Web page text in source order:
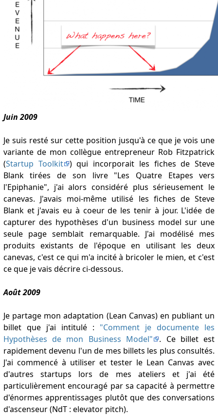
Juin 2009
Je suis resté sur cette position jusqu'à ce que je vois une
variante de mon collègue entrepreneur Rob Fitzpatrick
(Startup Toolkit ) qui incorporait les fiches de Steve
Blank tirées de son livre "Les Quatre Etapes vers
l'Epiphanie", j'ai alors considéré plus sérieusement le
canevas. J'avais moi-même utilisé les fiches de Steve
Blank et j'avais eu à coeur de les tenir à jour. L'idée de
capturer des hypothèses d'un business model sur une
seule page semblait remarquable. J'ai modélisé mes
produits existants de l'époque en utilisant les deux
canevas, c'est ce qui m'a incité à bricoler le mien, et c'est
ce que je vais décrire ci-dessous.
Août 2009
Je partage mon adaptation (Lean Canvas) en publiant un
billet que j'ai intitulé : "Comment je documente les
Hypothèses de mon Business Model"
. Ce billet est
rapidement devenu l'un de mes billets les plus consultés.
J'ai commencé à utiliser et tester le Lean Canvas avec
d'autres startups lors de mes ateliers et j'ai été
particulièrement encouragé par sa capacité à permettre
d'énormes apprentissages plutôt que des conversations
d'ascenseur (NdT : elevator pitch).